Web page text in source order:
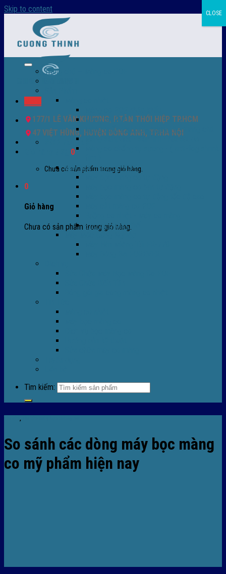
Skip to content
177/1 LÊ VĂN KHƯƠNG, P.TÂN THỚI HIỆP TP.HCM
47 VIỆT HÙNG, HUYỆN ĐÔNG ANH, TP.HÀ NỘI
0932 756 950
0
Chưa có sản phẩm trong giỏ hàng.
0
Giỏ hàng
Chưa có sản phẩm trong giỏ hàng.
Trang chủ – Màng co POF
Màng co PVC
Màng quấn PALLET- màng PE- màng chit
Màng skinpack - skinfilm - hút sát da
Máy bọc màng co POF
Phụ tùng thay thế
Tìm kiếm:
,
So sánh các dòng máy bọc màng
co mỹ phẩm hiện nay
CLOSE